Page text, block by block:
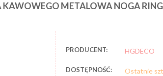
Kategoria: METALOWA NOGA
PRODUCENT: HGDECO
DOSTĘPNOŚĆ: Ostatnie